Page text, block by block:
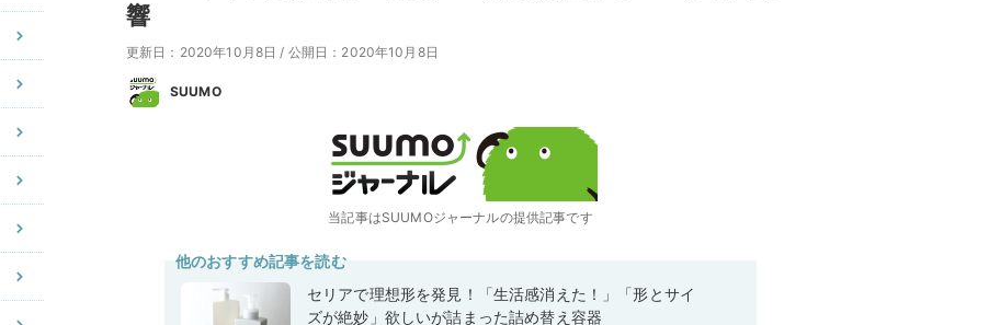
響
更新日：2020年10月8日 / 公開日：2020年10月8日
SUUMO
当記事はSUUMOジャーナルの提供記事です
他のおすすめ記事を読む
セリアで理想形を発見！「生活感消えた！」「形とサイ
ズが絶妙」欲しいが詰まった詰め替え容器